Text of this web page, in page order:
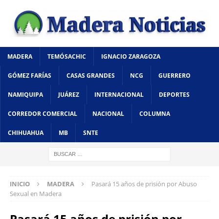
MADERA TEMÓSACHIC IGNACIO ZARAGOZA
GÓMEZ FARÍAS CASAS GRANDES NCG GUERRERO
NAMIQUIPA JUÁREZ INTERNACIONAL DEPORTES
CORREDOR COMERCIAL NACIONAL COLUMNA
CHIHUAHUA MB SNTE
INICIO MADERA
Pasará 15 años de prisión por Abuso
Sexual en Madera